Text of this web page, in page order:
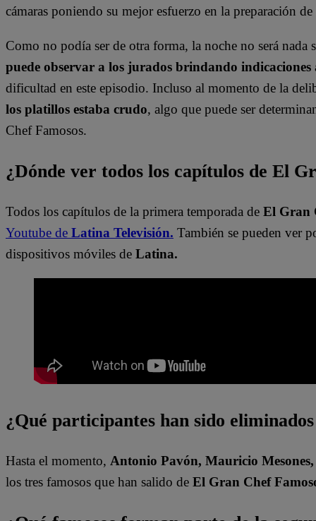
cámaras poniendo su mejor esfuerzo en la preparación
Como no podía ser de otra forma, la noche no será
puede observar a los jurados brindando indicaciones
dificultad en este episodio. Incluso al momento de la
los platillos estaba crudo, algo que puede ser
Chef Famosos.
¿Dónde ver todos los capítulos de El
Todos los capítulos de la primera temporada de El Gran
Youtube de Latina Televisión. También se pueden ver
dispositivos móviles de Latina.
¿Qué participantes han sido
Hasta el momento, Antonio Pavón, Mauricio
los tres famosos que han salido de El Gran Chef